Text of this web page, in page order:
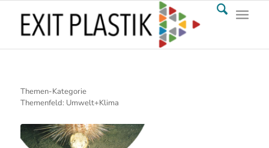
Themen-Kategorie
Themenfeld: Umwelt+Klima